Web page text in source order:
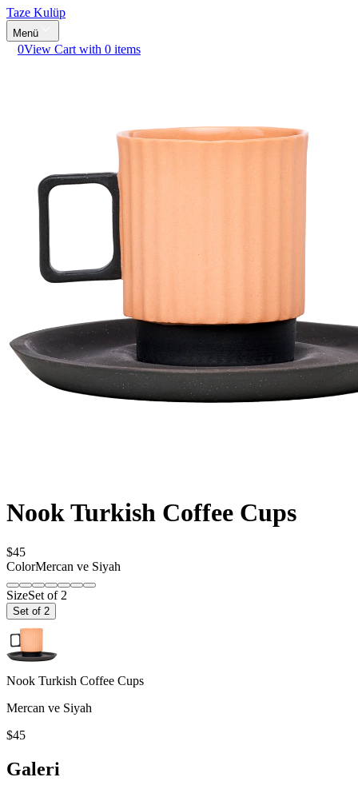
Taze Kulüp
Menü
0View Cart with 0 items
Nook Turkish Coffee Cups
$45
ColorMercan ve Siyah
SizeSet of 2
Set of 2
Nook Turkish Coffee Cups
Mercan ve Siyah
$45
Galeri